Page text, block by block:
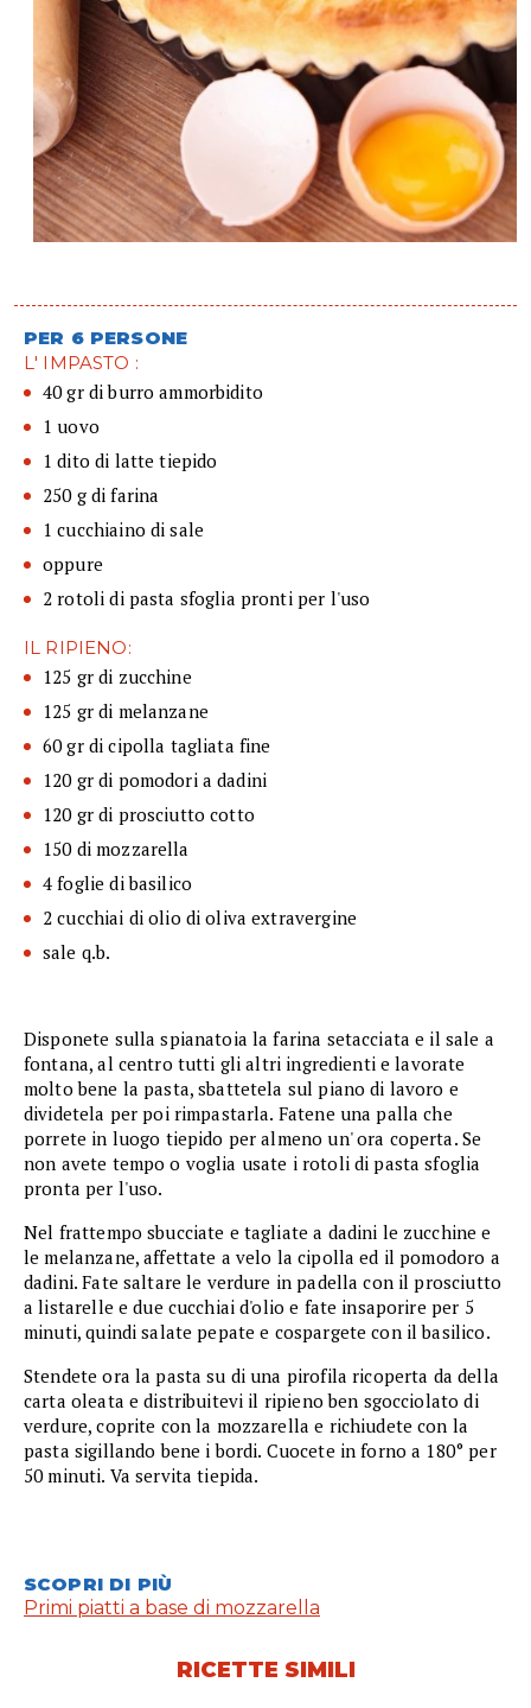
PER 6 PERSONE
L' IMPASTO :
40 gr di burro ammorbidito
1 uovo
1 dito di latte tiepido
250 g di farina
1 cucchiaino di sale
oppure
2 rotoli di pasta sfoglia pronti per l'uso
IL RIPIENO:
125 gr di zucchine
125 gr di melanzane
60 gr di cipolla tagliata fine
120 gr di pomodori a dadini
120 gr di prosciutto cotto
150 di mozzarella
4 foglie di basilico
2 cucchiai di olio di oliva extravergine
sale q.b.
Disponete sulla spianatoia la farina setacciata e il sale a
fontana, al centro tutti gli altri ingredienti e lavorate
molto bene la pasta, sbattetela sul piano di lavoro e
dividetela per poi rimpastarla. Fatene una palla che
porrete in luogo tiepido per almeno un' ora coperta. Se
non avete tempo o voglia usate i rotoli di pasta sfoglia
pronta per l'uso.
Nel frattempo sbucciate e tagliate a dadini le zucchine e
le melanzane, affettate a velo la cipolla ed il pomodoro a
dadini. Fate saltare le verdure in padella con il prosciutto
a listarelle e due cucchiai d'olio e fate insaporire per 5
minuti, quindi salate pepate e cospargete con il basilico.
Stendete ora la pasta su di una pirofila ricoperta da della
carta oleata e distribuitevi il ripieno ben sgocciolato di
verdure, coprite con la mozzarella e richiudete con la
pasta sigillando bene i bordi. Cuocete in forno a 180° per
50 minuti. Va servita tiepida.
SCOPRI DI PIÙ
Primi piatti a base di mozzarella
RICETTE SIMILI